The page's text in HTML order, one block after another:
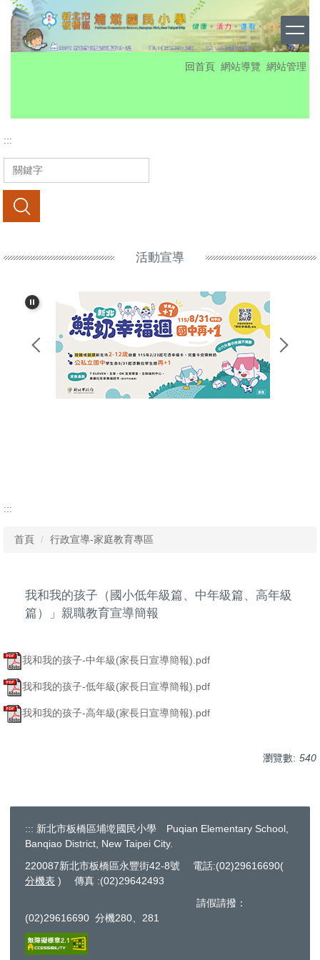
跳
到
主
要
:::
回首頁 網站導覽 網站管理
:::
搜尋
活動宣導
:::
首頁 行政宣導-家庭教育專區
我和我的孩子（國小低年級篇、中年級篇、高年級
篇）」親職教育宣導簡報
我和我的孩子-中年級(家長日宣導簡報).pdf
我和我的孩子-低年級(家長日宣導簡報).pdf
我和我的孩子-高年級(家長日宣導簡報).pdf
瀏覽數: 540
::: 新北市板橋區埔墘國民小學 Puqian Elementary School,
Banqiao District, New Taipei City.
220087新北市板橋區永豐街42-8號 電話:(02)29616690(
分機表 ) 傳真 :(02)29642493
請假請撥：
(02)29616690 分機280、281